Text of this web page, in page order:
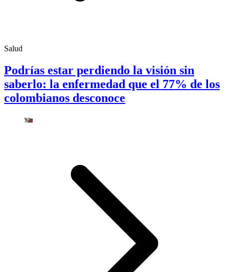
Salud
Podrías estar perdiendo la visión sin
saberlo: la enfermedad que el 77% de los
colombianos desconoce